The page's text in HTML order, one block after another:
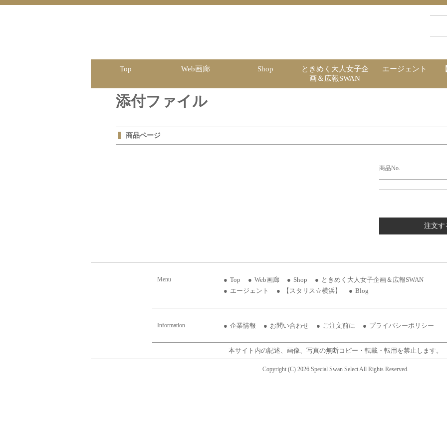
Top Web画廊 Shop
ときめく大人女子企
画＆広報SWAN
エージェント
添付ファイル
商品ページ
商品No.
注文す
Menu Top Web画廊 Shop
ときめく大人女子企画＆広報SWAN
エージェント
【スタリス☆横浜】 Blog
Information 企業情報 お問い合わせ ご注文前に プライバシーポリシー
本サイト内の記述、画像、写真の無断コピー・転載・転用を禁止します。
Copyright (C) 2026 Special Swan Select All Rights Reserved.